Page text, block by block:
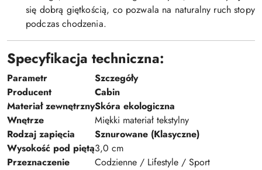
się dobrą giętkością, co pozwala na naturalny ruch stopy
podczas chodzenia.
Specyfikacja techniczna:
Parametr
Szczegóły
Producent
Cabin
Materiał zewnętrznySkóra ekologiczna
Wnętrze
Miękki materiał tekstylny
Rodzaj zapięcia
Sznurowane (Klasyczne)
Wysokość pod piętą3,0 cm
Przeznaczenie
Codzienne / Lifestyle / Sport